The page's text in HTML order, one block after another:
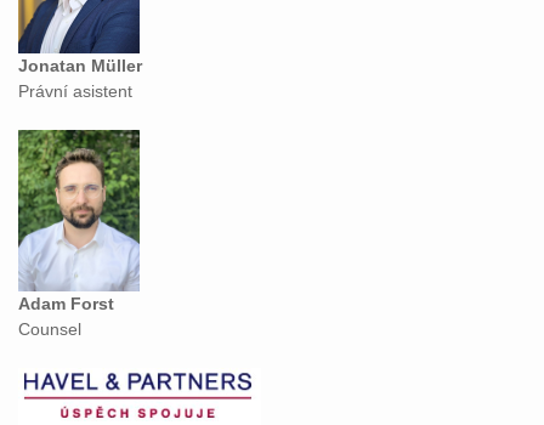
Jonatan Müller
Právní asistent
Adam Forst
Counsel